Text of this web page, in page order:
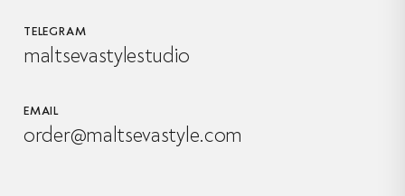
TELEGRAM
maltsevastylestudio
EMAIL
order@maltsevastyle.com